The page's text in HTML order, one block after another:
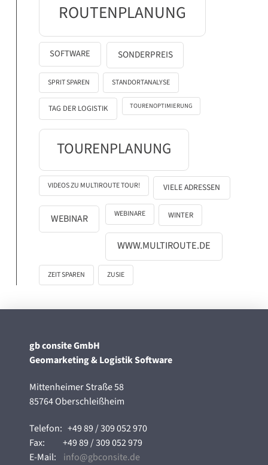
ROUTENPLANUNG
SOFTWARE SONDERPREIS
SPRIT SPAREN STANDORTANALYSE
TAG DER LOGISTIK TOURENOPTIMIERUNG
TOURENPLANUNG
VIDEOS ZU MULTIROUTE TOUR! VIELE ADRESSEN
WEBINAR WEBINARE WINTER
WWW.MULTIROUTE.DE
ZEIT SPAREN ZUSIE
gb consite GmbH
Geomarketing & Logistik Software
Mittenheimer Straße 58
85764 Oberschleißheim
Telefon:+49 89 / 309 052 970
Fax:+49 89 / 309 052 979
E-Mail: info@gbconsite.de